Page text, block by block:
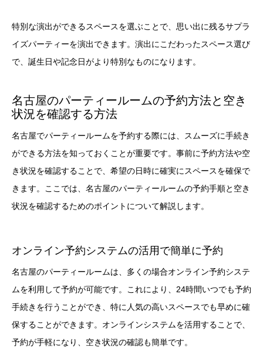
特別な演出ができるスペースを選ぶことで、思い出に残るサプラ
イズパーティーを演出できます。演出にこだわったスペース選び
で、誕生日や記念日がより特別なものになります。
名古屋のパーティールームの予約方法と空き
状況を確認する方法
名古屋でパーティールームを予約する際には、スムーズに手続き
ができる方法を知っておくことが重要です。事前に予約方法や空
き状況を確認することで、希望の日時に確実にスペースを確保で
きます。ここでは、名古屋のパーティールームの予約手順と空き
状況を確認するためのポイントについて解説します。
オンライン予約システムの活用で簡単に予約
名古屋のパーティールームは、多くの場合オンライン予約システ
ムを利用して予約が可能です。これにより、24時間いつでも予約
手続きを行うことができ、特に人気の高いスペースでも早めに確
保することができます。オンラインシステムを活用することで、
予約が手軽になり、空き状況の確認も簡単です。